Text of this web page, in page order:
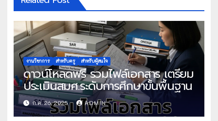
งานวิชาการ สำหรับครู สำหรับผู้สนใจ
ดาวน์โหลดฟรี รวมไฟล์เอกสาร เตรียม
ประเมินสมศ.ระดับการศึกษาขั้นพื้นฐาน
ก.ค. 26, 2025 ADMIN